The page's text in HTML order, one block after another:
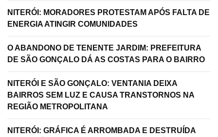
NITERÓI: MORADORES PROTESTAM APÓS FALTA DE
ENERGIA ATINGIR COMUNIDADES
O ABANDONO DE TENENTE JARDIM: PREFEITURA
DE SÃO GONÇALO DÁ AS COSTAS PARA O BAIRRO
NITERÓI E SÃO GONÇALO: VENTANIA DEIXA
BAIRROS SEM LUZ E CAUSA TRANSTORNOS NA
REGIÃO METROPOLITANA
NITERÓI: GRÁFICA É ARROMBADA E DESTRUÍDA